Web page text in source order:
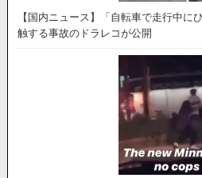
【国内ニュース】「自転車で走行中に
触する事故のドラレコが公開